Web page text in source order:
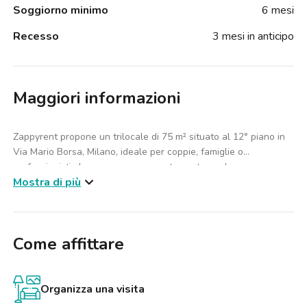
Soggiorno minimo
6 mesi
Recesso
3 mesi in anticipo
Maggiori informazioni
Zappyrent propone un trilocale di 75 m² situato al 12° piano in
Via Mario Borsa, Milano, ideale per coppie, famiglie o
professionisti che cercano un appartamento moderno,
confortevole e luminoso con una vista panoramica sulla città.
salotto accogliente e una cucina completamente attrezzata con
nella vita quotidiana. L’appartamento è arredato con cura e
condizionata, mentre il balcone offre uno spazio esterno ideale
per momenti di relax.
La palazzina dispone di ascensore, giardino, parcheggio e si
Mostra di più
Come affittare
Organizza una visita